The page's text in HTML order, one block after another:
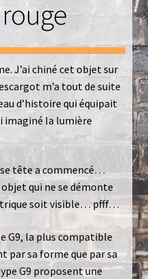
Fondatrices
Retrouvés
J’ai chiné cet objet sur
m’a tout de suite
d’histoire qui équipait
imaginé la lumière
tête a commencé…
qui ne se démonte
soit visible… pfff…
G9, la plus compatible
par sa forme que par sa
G9 proposent une